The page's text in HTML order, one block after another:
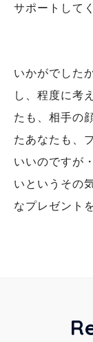
サポートして
いかがでした
し、程度に考
たも、相手の
たあなたも、
いいのですが
いというその
なプレゼント